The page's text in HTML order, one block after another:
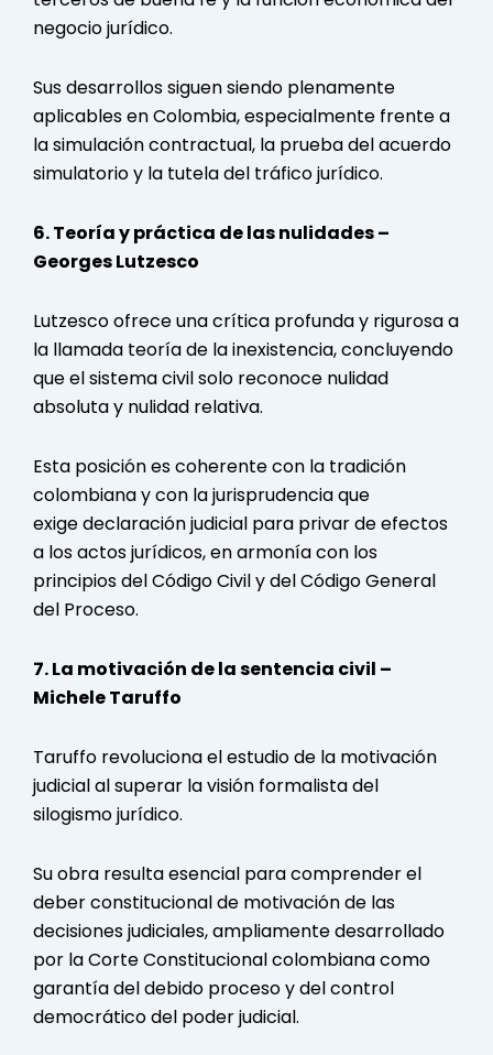
negocio jurídico.
Sus desarrollos siguen siendo plenamente
aplicables en Colombia, especialmente frente a
la simulación contractual, la prueba del acuerdo
simulatorio y la tutela del tráfico jurídico.
6. Teoría y práctica de las nulidades –
Georges Lutzesco
Lutzesco ofrece una crítica profunda y rigurosa a
la llamada teoría de la inexistencia, concluyendo
que el sistema civil solo reconoce nulidad
absoluta y nulidad relativa.
Esta posición es coherente con la tradición
colombiana y con la jurisprudencia que
exigedeclaración judicial para privar de efectos
a los actos jurídicos, en armonía con los
principios delCódigo Civily delCódigo General
del Proceso.
7. La motivación de la sentencia civil –
Michele Taruffo
Taruffo revoluciona el estudio de la motivación
judicial al superar la visión formalista del
silogismo jurídico.
Su obra resulta esencial para comprender el
deber constitucional de motivación de las
decisiones judiciales, ampliamente desarrollado
por la Corte Constitucional colombiana como
garantía del debido proceso y del control
democrático del poder judicial.